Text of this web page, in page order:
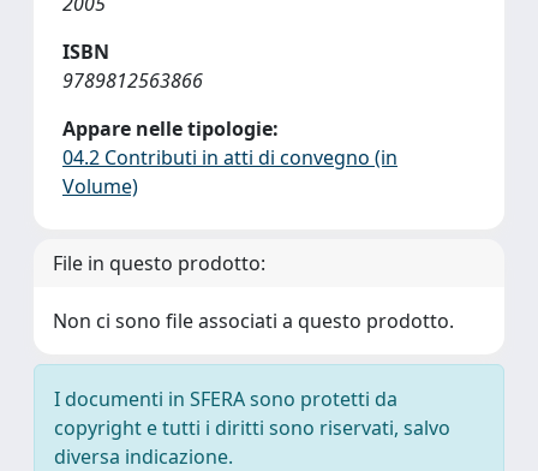
ISBN
9789812563866
Appare nelle tipologie:
04.2 Contributi in atti di convegno (in
Volume)
File in questo prodotto:
Non ci sono file associati a questo prodotto.
I documenti in SFERA sono protetti da
copyright e tutti i diritti sono riservati, salvo
diversa indicazione.